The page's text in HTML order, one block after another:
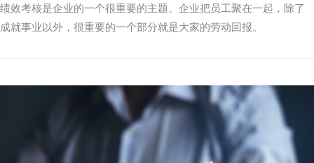
绩效考核是企业的一个很重要的主题。企业把员工聚在一起，除了
成就事业以外，很重要的一个部分就是大家的劳动回报。